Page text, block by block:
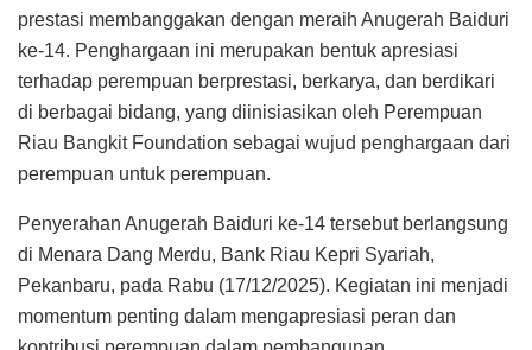
prestasi membanggakan dengan meraih Anugerah Baiduri
ke-14. Penghargaan ini merupakan bentuk apresiasi
terhadap perempuan berprestasi, berkarya, dan berdikari
di berbagai bidang, yang diinisiasikan oleh Perempuan
Riau Bangkit Foundation sebagai wujud penghargaan dari
perempuan untuk perempuan.
Penyerahan Anugerah Baiduri ke-14 tersebut berlangsung
di Menara Dang Merdu, Bank Riau Kepri Syariah,
Pekanbaru, pada Rabu (17/12/2025). Kegiatan ini menjadi
momentum penting dalam mengapresiasi peran dan